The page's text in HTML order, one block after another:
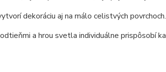
dekoráciu aj na málo celistvých povrchoch.
a hrou svetla individuálne prispôsobí